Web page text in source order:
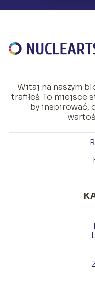
Witaj na naszym
trafiłeś. To miejsce
by inspirować,